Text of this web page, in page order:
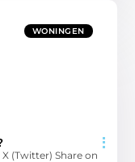
WONINGEN
(Twitter) Share on